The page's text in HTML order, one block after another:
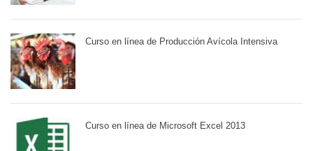
Curso en línea de Producción Avícola Intensiva
Curso en línea de Microsoft Excel 2013